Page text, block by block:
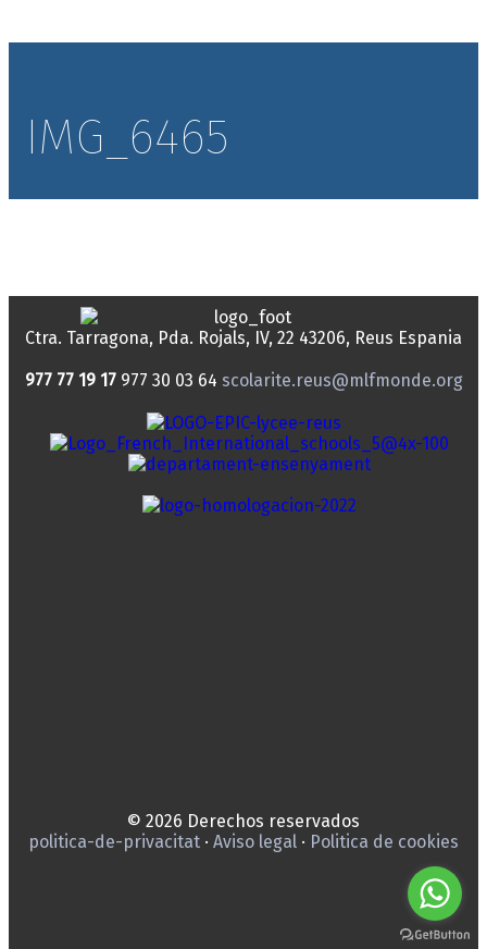
IMG_6465
Ctra. Tarragona, Pda. Rojals, IV, 22 43206, Reus Espania
977 77 19 17 977 30 03 64 scolarite.reus@mlfmonde.org
© 2026 Derechos reservados
politica-de-privacitat · Aviso legal · Politica de cookies